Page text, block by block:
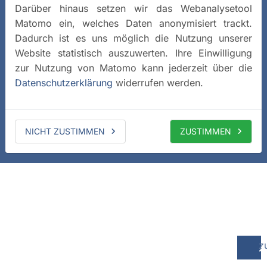
Darüber hinaus setzen wir das Webanalysetool
Matomo ein, welches Daten anonymisiert trackt.
Dadurch ist es uns möglich die Nutzung unserer
Website statistisch auszuwerten. Ihre Einwilligung
zur Nutzung von Matomo kann jederzeit über die
Datenschutzerklärung widerrufen werden.
NICHT ZUSTIMMEN ZUSTIMMEN